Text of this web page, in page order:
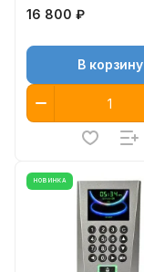
16 800 ₽
В корзину
НОВИНКА